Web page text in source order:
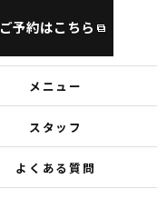
ご予約はこちら
メニュー
スタッフ
よくある質問